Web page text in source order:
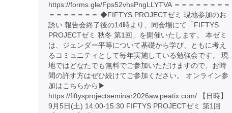
https://forms.gle/Fps52vhsPngLLYTVA ＝＝＝＝＝＝＝＝
＝＝＝＝＝＝＝ ◆FIFTYS PROJECTゼミ 現地参加のお
誘い 報告会終了後の14時より、同会場にて「FIFTYS
PROJECTゼミ 秋冬 第1回」を開催いたします。 本ゼミ
は、ジェンダー平等について基礎から学び、ともに考え
るコミュニティとして毎年実施している勉強会です。 現
地ではどなたでも無料でご参加いただけますので、お時
間の許す方はぜひ続けてご参加ください。 オンライン参
加はこちらから▶︎
https://fiftysprojectseminar2026aw.peatix.com/ 【日時】
9月5日(土) 14:00-15:30 FIFTYS PROJECTゼミ 第1回